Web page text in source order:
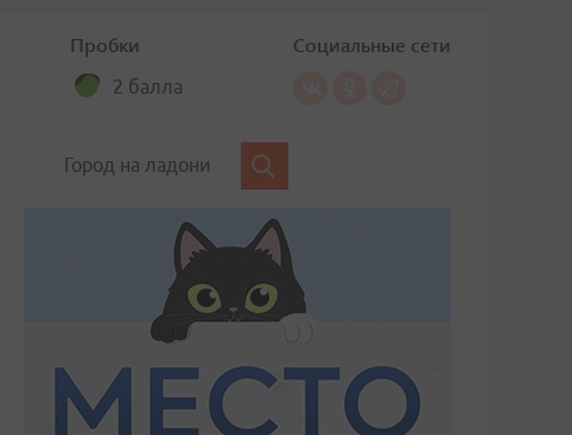
Пробки
2 балла
Социальные сети
Город на ладони